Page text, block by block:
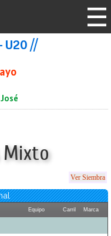
U20 //
Mixto
Ver Siembra
Equipo Carril Marca